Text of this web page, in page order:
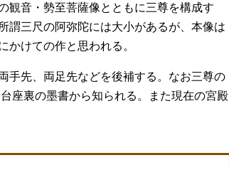
音・勢至菩薩像とともに三尊を構成す
謂三尺の阿弥陀には大小があるが、本像は
かけての作と思われる。
先、両足先などを後補する。なお三尊の
座裏の墨書から知られる。また現在の宮殿